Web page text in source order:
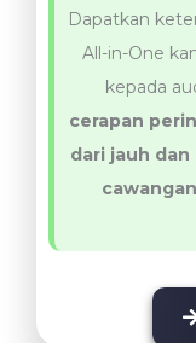
Dapatkan
All-in-One
kepada
cerapan
dari jauh
cawangan